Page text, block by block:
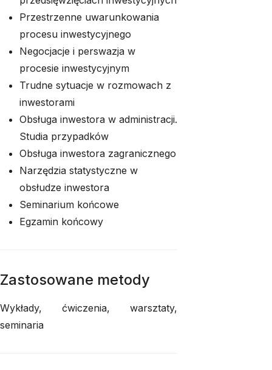
Przestrzenne uwarunkowania
procesu inwestycyjnego
Negocjacje i perswazja w
procesie inwestycyjnym
Trudne sytuacje w rozmowach z
inwestorami
Obsługa inwestora w administracji.
Studia przypadków
Obsługa inwestora zagranicznego
Narzędzia statystyczne w
obsłudze inwestora
Seminarium końcowe
Egzamin końcowy
Zastosowane metody
Wykłady, ćwiczenia, warsztaty,
seminaria